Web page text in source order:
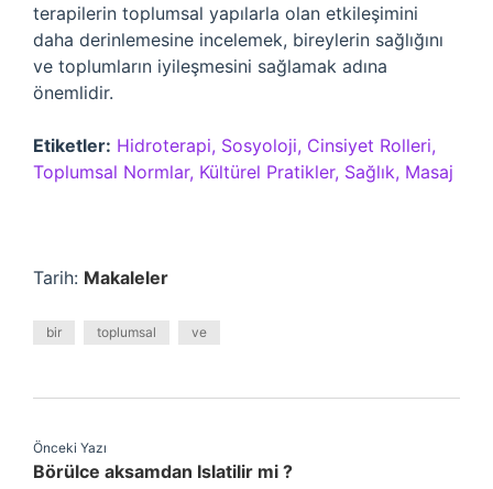
terapilerin toplumsal yapılarla olan etkileşimini
daha derinlemesine incelemek, bireylerin sağlığını
ve toplumların iyileşmesini sağlamak adına
önemlidir.
Etiketler: Hidroterapi, Sosyoloji, Cinsiyet Rolleri,
Toplumsal Normlar, Kültürel Pratikler, Sağlık, Masaj
Tarih: Makaleler
bir toplumsal ve
Önceki Yazı
Börülce aksamdan Islatilir mi ?